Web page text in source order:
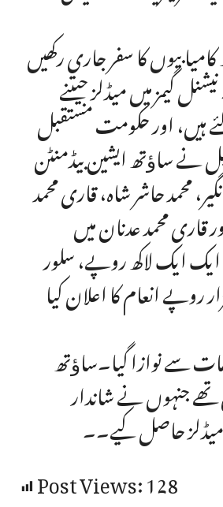
کا سفر جاری رکھیں
گیمز میں میڈلز جیتنے
ہیں، اور حکومت مستقبل
نے ساﺅتھ ایشین بیڈمنٹن
محمد حاشر شاہ، قاری محمد
قاری محمد عدنان میں
ایک لاکھ روپے، سلور
لیے 75، 75 ہزار روپے اور برونز میڈلسٹ کے لیے 50، 50 ہزار روپے انعام کا اعلان کیا
سے نوازا گیا۔ساﺅتھ
تھے جنہوں نے شاندار
میڈلز حاصل کیے۔۔
Post Views:128